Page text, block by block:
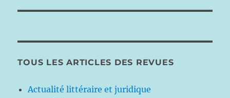
TOUS LES ARTICLES DES REVUES
Actualité littéraire et juridique